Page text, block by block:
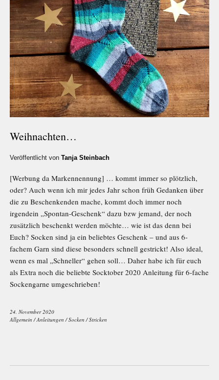
Weihnachten…
Veröffentlicht von Tanja Steinbach
[Werbung da Markennennung] … kommt immer so plötzlich,
oder? Auch wenn ich mir jedes Jahr schon früh Gedanken über
die zu Beschenkenden mache, kommt doch immer noch
irgendein „Spontan-Geschenk“ dazu bzw jemand, der noch
zusätzlich beschenkt werden möchte… wie ist das denn bei
Euch? Socken sind ja ein beliebtes Geschenk – und aus 6-
fachem Garn sind diese besonders schnell gestrickt! Also ideal,
wenn es mal „Schneller“ gehen soll… Daher habe ich für euch
als Extra noch die beliebte Socktober 2020 Anleitung für 6-fache
Sockengarne umgeschrieben!
24. November 2020
Allgemein /Anleitungen /Socken /Stricken